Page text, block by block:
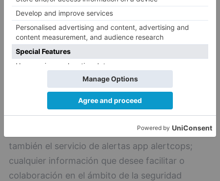
La Guardia Civil agradece la colaboración
ciudadana y remarca la importancia de
denunciar estos hechos; para ello pone a su
disposición el número de teléfono 062 y
también el servicio de alertas app alertcops;
cualquier información que desee facilitar o
colaboración en el ámbito de la seguridad